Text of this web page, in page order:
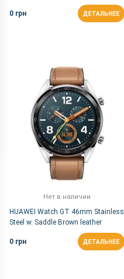
0 грн ДЕТАЛЬНЕЕ
Нет в наличии
HUAWEI Watch GT 46mm Stainless
Steel w. Saddle Brown leather
Silicone Strap (55023257)
0 грн
ДЕТАЛЬНЕЕ